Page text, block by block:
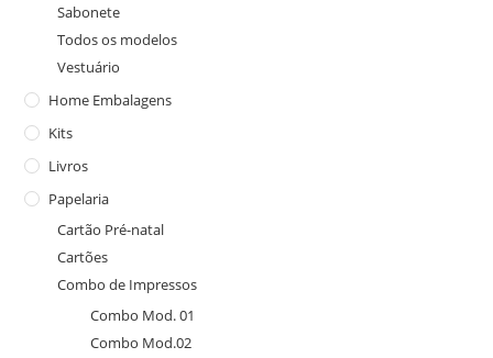
Sabonete
Todos os modelos
Vestuário
Home Embalagens
Kits
Livros
Papelaria
Cartão Pré-natal
Cartões
Combo de Impressos
Combo Mod. 01
Combo Mod.02